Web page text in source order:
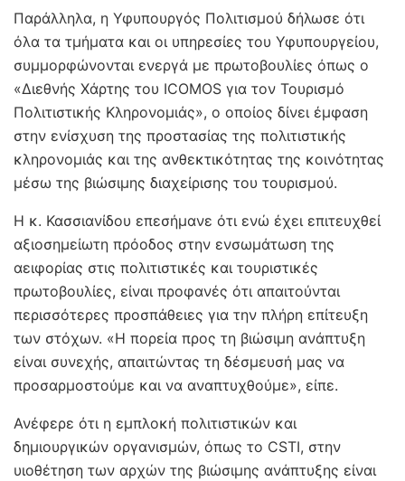
Παράλληλα, η Υφυπουργός Πολιτισμού δήλωσε ότι
όλα τα τμήματα και οι υπηρεσίες του Υφυπουργείου,
συμμορφώνονται ενεργά με πρωτοβουλίες όπως ο
«Διεθνής Χάρτης του ICOMOS για τον Τουρισμό
Πολιτιστικής Κληρονομιάς», ο οποίος δίνει έμφαση
στην ενίσχυση της προστασίας της πολιτιστικής
κληρονομιάς και της ανθεκτικότητας της κοινότητας
μέσω της βιώσιμης διαχείρισης του τουρισμού.
Η κ. Κασσιανίδου επεσήμανε ότι ενώ έχει επιτευχθεί
αξιοσημείωτη πρόοδος στην ενσωμάτωση της
αειφορίας στις πολιτιστικές και τουριστικές
πρωτοβουλίες, είναι προφανές ότι απαιτούνται
περισσότερες προσπάθειες για την πλήρη επίτευξη
των στόχων. «Η πορεία προς τη βιώσιμη ανάπτυξη
είναι συνεχής, απαιτώντας τη δέσμευσή μας να
προσαρμοστούμε και να αναπτυχθούμε», είπε.
Ανέφερε ότι η εμπλοκή πολιτιστικών και
δημιουργικών οργανισμών, όπως το CSTI, στην
υιοθέτηση των αρχών της βιώσιμης ανάπτυξης είναι